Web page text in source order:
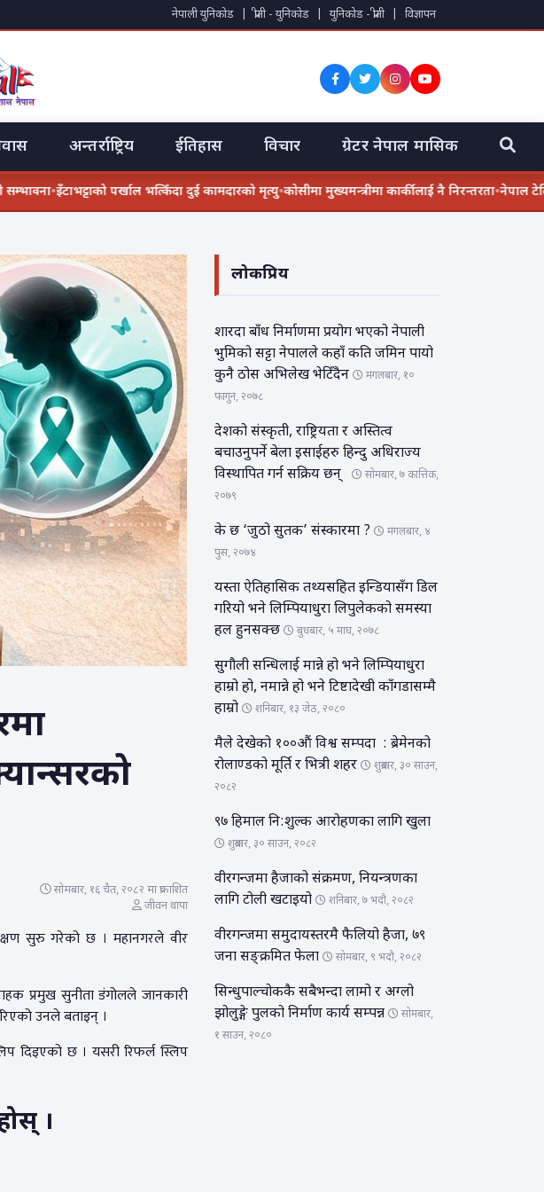
नेपाली युनिकोड प्रीती - युनिकोड युनिकोड - प्रीती विज्ञापन
अन्तर्राष्ट्रिय ईतिहास विचार ग्रेटर नेपाल मासिक
•इँटाभट्टाको पर्खाल भत्किँदा दुई कामदारको मृत्यु•कोसीमा मुख्यमन्त्रीमा कार्कीलाई नै निरन्तरता•नेपाल
सोमबार, १६ चैत, २०८२ मा प्रकाशित
जीवन थापा
सुरु गरेको छ । महानगरले वीर
प्रमुख सुनीता डंगोलले जानकारी
उनले बताइन् ।
दिइएको छ । यसरी रिफर्ल स्लिप
।
लोकप्रिय
शारदा बाँध निर्माणमा प्रयोग भएको नेपाली
भुमिको सट्टा नेपालले कहाँ कति जमिन पायो
कुनै ठोस अभिलेख भेटिँदैन
मंगलबार, १०
फागुन, २०७८
देशको संस्कृती, राष्ट्रियता र अस्तित्व
बचाउनुपर्ने बेला इसाईहरु हिन्दु अधिराज्य
विस्थापित गर्न सक्रिय छन्
सोमबार, ७ कात्तिक,
२०७९
के छ ‘जुठो सुतक’ संस्कारमा ?
मंगलबार, ४
पुस, २०७४
यस्ता ऐतिहासिक तथ्यसहित इन्डियासँग डिल
गरियो भने लिम्पियाधुरा लिपुलेकको समस्या
हल हुनसक्छ
बुधबार, ५ माघ, २०७८
सुगौली सन्धिलाई मान्ने हो भने लिम्पियाधुरा
हाम्रो हो, नमान्ने हो भने टिष्टादेखी काँगडासम्मै
हाम्रो
शनिबार, १३ जेठ, २०८०
मैले देखेको १००औं विश्व सम्पदा : ब्रेमेनको
रोलाण्डको मूर्ति र भित्री शहर
शुक्रबार, ३० साउन,
२०८२
९७ हिमाल नि:शुल्क आरोहणका लागि खुला
शुक्रबार, ३० साउन, २०८२
वीरगन्जमा हैजाको संक्रमण, नियन्त्रणका
लागि टोली खटाइयो
शनिबार, ७ भदौ, २०८२
वीरगन्जमा समुदायस्तरमै फैलियो हैजा, ७९
जना सङ्क्रमित फेला
सोमबार, ९ भदौ, २०८२
सिन्धुपाल्चोककै सबैभन्दा लामो र अग्लो
झोलुङ्गे पुलको निर्माण कार्य सम्पन्न
सोमबार,
१ साउन, २०८०